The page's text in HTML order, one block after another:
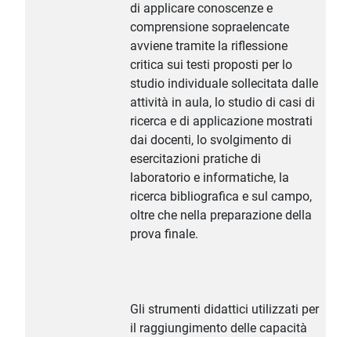
di applicare conoscenze e
comprensione sopraelencate
avviene tramite la riflessione
critica sui testi proposti per lo
studio individuale sollecitata dalle
attività in aula, lo studio di casi di
ricerca e di applicazione mostrati
dai docenti, lo svolgimento di
esercitazioni pratiche di
laboratorio e informatiche, la
ricerca bibliografica e sul campo,
oltre che nella preparazione della
prova finale.
Gli strumenti didattici utilizzati per
il raggiungimento delle capacità